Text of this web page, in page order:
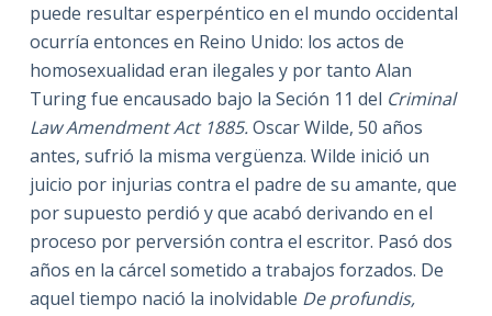
puede resultar esperpéntico en el mundo occidental
ocurría entonces en Reino Unido: los actos de
homosexualidad eran ilegales y por tanto Alan
Turing fue encausado bajo la Seción 11 del Criminal
Law Amendment Act 1885.Oscar Wilde, 50 años
antes, sufrió la misma vergüenza. Wilde inició un
juicio por injurias contra el padre de su amante, que
por supuesto perdió y que acabó derivando en el
proceso por perversión contra el escritor. Pasó dos
años en la cárcel sometido a trabajos forzados. De
aquel tiempo nació la inolvidable De profundis,